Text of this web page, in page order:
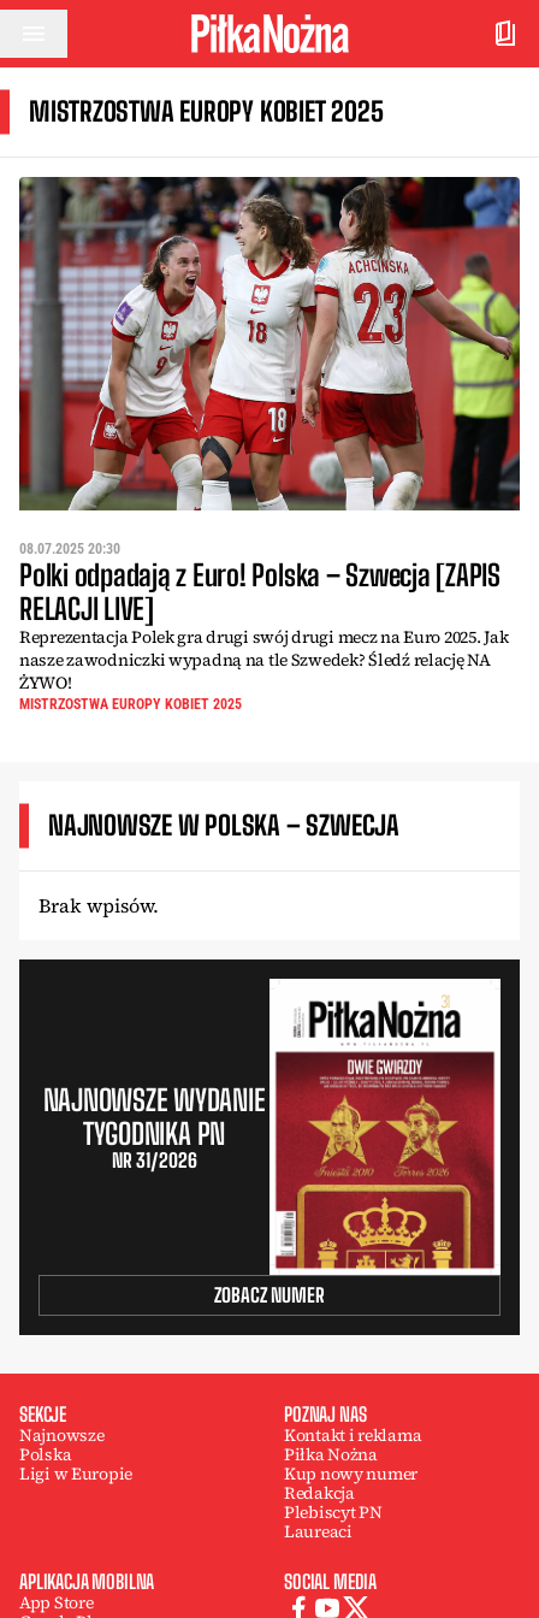
Przejdź do treści
MISTRZOSTWA EUROPY KOBIET 2025
08.07.2025 20:30
Polki odpadają z Euro! Polska – Szwecja [ZAPIS
RELACJI LIVE]
Reprezentacja Polek gra drugi swój drugi mecz na Euro 2025. Jak
nasze zawodniczki wypadną na tle Szwedek? Śledź relację NA
ŻYWO!
MISTRZOSTWA EUROPY KOBIET 2025
NAJNOWSZE W POLSKA – SZWECJA
Brak wpisów.
NAJNOWSZE WYDANIE
TYGODNIKA PN
NR 31/2026
ZOBACZ NUMER
SEKCJE
Najnowsze
Polska
Ligi w Europie
POZNAJ NAS
Kontakt i reklama
Piłka Nożna
Kup nowy numer
Redakcja
Plebiscyt PN
Laureaci
APLIKACJA MOBILNA
App Store
SOCIAL MEDIA